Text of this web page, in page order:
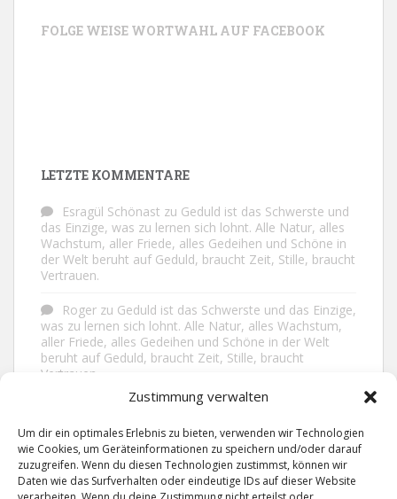
Zustimmung verwalten
Um dir ein optimales Erlebnis zu bieten, verwenden wir Technologien
wie Cookies, um Geräteinformationen zu speichern und/oder darauf
zuzugreifen. Wenn du diesen Technologien zustimmst, können wir
Daten wie das Surfverhalten oder eindeutige IDs auf dieser Website
FOLGE WEISE WORTWAHL AUF FACEBOOK
LETZTE KOMMENTARE
Esragül Schönast zu Geduld ist das Schwerste und
das Einzige, was zu lernen sich lohnt. Alle Natur, alles
Wachstum, aller Friede, alles Gedeihen und Schöne in
der Welt beruht auf Geduld, braucht Zeit, Stille, braucht
Vertrauen.
Roger zu Geduld ist das Schwerste und das Einzige,
was zu lernen sich lohnt. Alle Natur, alles Wachstum,
aller Friede, alles Gedeihen und Schöne in der Welt
beruht auf Geduld, braucht Zeit, Stille, braucht
Vertrauen.
Nichts in unserem Leben
geschieht ohne Grund. Der Rest ist Zufall.
GridzuMan lebt ruhiger, wenn man nicht alles
sagt, was man weiß, nicht alles glaubt, was man hört
und über den Rest einfach nur lächelt.